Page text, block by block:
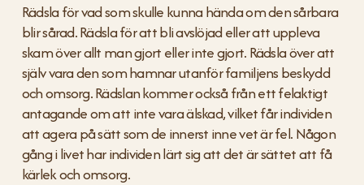
Rädsla för vad som skulle kunna hända om den sårbara
blir sårad. Rädsla för att bli avslöjad eller att uppleva
skam över allt man gjort eller inte gjort. Rädsla över att
själv vara den som hamnar utanför familjens beskydd
och omsorg. Rädslan kommer också från ett felaktigt
antagande om att inte vara älskad, vilket får individen
att agera på sätt som de innerst inne vet är fel. Någon
gång i livet har individen lärt sig att det är sättet att få
kärlek och omsorg.